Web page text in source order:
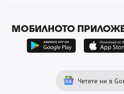
МОБИЛНОТО
Четете ни в